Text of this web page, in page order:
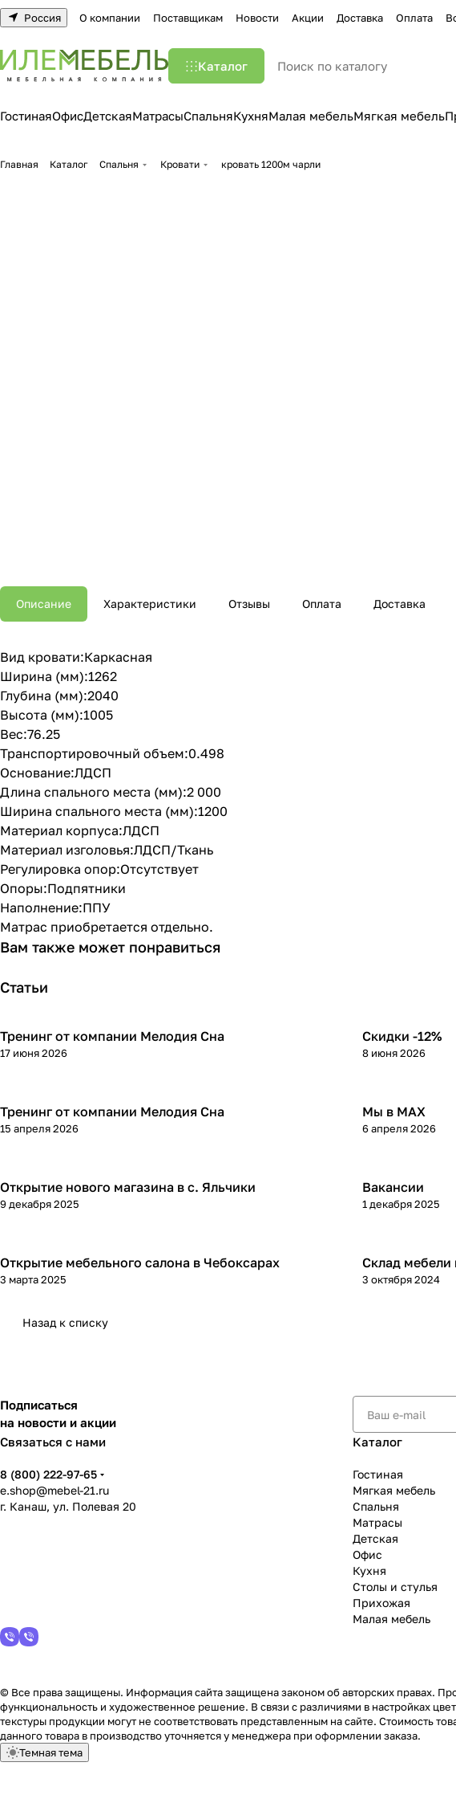
Россия О компании Поставщикам Новости Акции Доставка Оплата
Каталог
ГостинаяОфисДетскаяМатрасыСпальняКухняМалая мебельМягкая мебель
Главная Каталог Спальня Кровати кровать 1200м чарли
Описание Характеристики Отзывы Оплата Доставка
Вид кровати:Каркасная
Ширина (мм):1262
Глубина (мм):2040
Высота (мм):1005
Вес:76.25
Транспортировочный объем:0.498
Основание:ЛДСП
Длина спального места (мм):2 000
Ширина спального места (мм):1200
Материал корпуса:ЛДСП
Материал изголовья:ЛДСП/Ткань
Регулировка опор:Отсутствует
Опоры:Подпятники
Наполнение:ППУ
Матрас приобретается отдельно.
Вам также может понравиться
Статьи
Тренинг от компании Мелодия Сна
17 июня 2026
Скидки -12%
8 июня 2026
Тренинг от компании Мелодия Сна
15 апреля 2026
Мы в МАХ
6 апреля 2026
Открытие нового магазина в с. Яльчики
9 декабря 2025
Вакансии
1 декабря 2025
Открытие мебельного салона в Чебоксарах
3 марта 2025
Склад мебели
3 октября 2024
Назад к списку
Подписаться
на новости и акции
Связаться с нами
8 (800) 222-97-65
e.shop@mebel-21.ru
г. Канаш, ул. Полевая 20
Каталог
Гостиная
Мягкая мебель
Спальня
Матрасы
Детская
Офис
Кухня
Столы и стулья
Прихожая
Малая мебель
© Все права защищены. Информация сайта защищена законом об авторских правах.
функциональность и художественное решение. В связи с различиями в настройках
текстуры продукции могут не соответствовать представленным на сайте. Стоимость
данного товара в производство уточняется у менеджера при оформлении заказа.
Темная тема